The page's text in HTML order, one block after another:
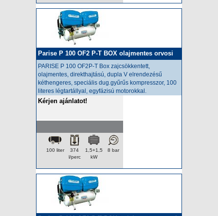
Parise P 100 OF2 P-T BOX olajmentes orvosi
kompresszor
PARISE P 100 OF2P-T Box zajcsökkentett,
olajmentes, direkthajtású, dupla V elrendezésű
kéthengeres, speciális dug.gyűrűs kompresszor, 100
literes légtartállyal, egyfázisú motorokkal.
Kérjen ajánlatot!
8 bar
1,5+1,5
kW
374
l/perc
100 liter